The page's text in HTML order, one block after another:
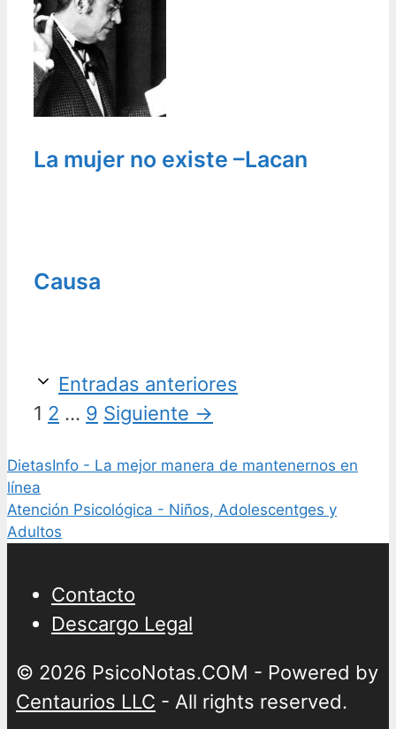
La mujer no existe –Lacan
Causa
Entradas anteriores
Página
1 Página
2 … Página
9 Siguiente →
DietasInfo - La mejor manera de mantenernos en
línea
Atención Psicológica - Niños, Adolescentges y
Adultos
Contacto
Descargo Legal
© 2026 PsicoNotas.COM - Powered by
Centaurios LLC - All rights reserved.